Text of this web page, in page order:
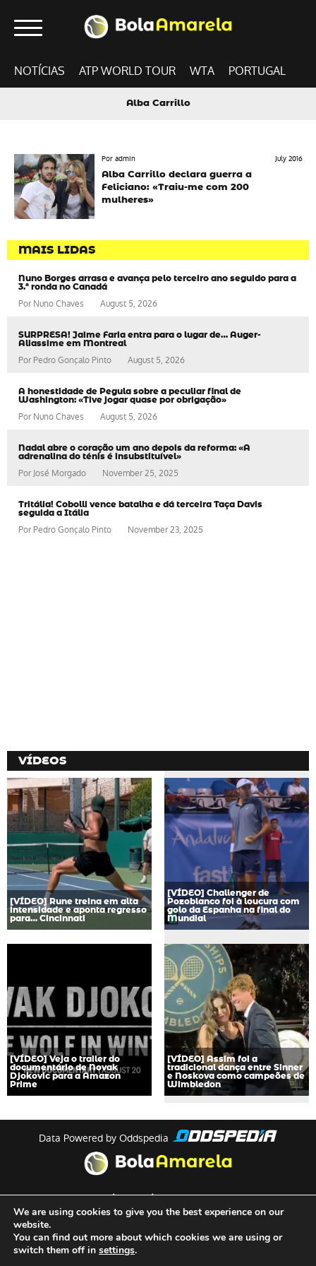
NOTÍCIAS ATP WORLD TOUR WTA PORTUGAL
Alba Carrillo
Por admin
July 2016
Alba Carrillo declara guerra a
Feliciano: «Traiu-me com 200
mulheres»
MAIS LIDAS
Nuno Borges arrasa e avança pelo terceiro ano seguido para a
3.ª ronda no Canadá
PorNuno Chaves August 5, 2026
SURPRESA! Jaime Faria entra para o lugar de… Auger-
Aliassime em Montreal
Por Pedro Gonçalo Pinto August 5, 2026
A honestidade de Pegula sobre a peculiar final de
Washington: «Tive jogar quase por obrigação»
PorNuno Chaves August 5, 2026
Nadal abre o coração um ano depois da reforma: «A
adrenalina do ténis é insubstituível»
Por José Morgado November 25, 2025
Tritália! Cobolli vence batalha e dá terceira Taça Davis
seguida a Itália
PorPedro Gonçalo Pinto November 23, 2025
VÍDEOS
[VÍDEO] Rune treina em alta
intensidade e aponta regresso
para… Cincinnati
[VÍDEO] Challenger de
Pozoblanco foi à loucura com
golo da Espanha na final do
Mundial
[VÍDEO] Veja o trailer do
documentário de Novak
Djokovic para a Amazon
Prime
[VÍDEO] Assim foi a
tradicional dança entre Sinner
e Noskova como campeões de
Wimbledon
Data Powered by Oddspedia
theme bymeow
We are using cookies to give you the best experience on our
website.
You can find out more about which cookies we are using or
switch them off in settings.